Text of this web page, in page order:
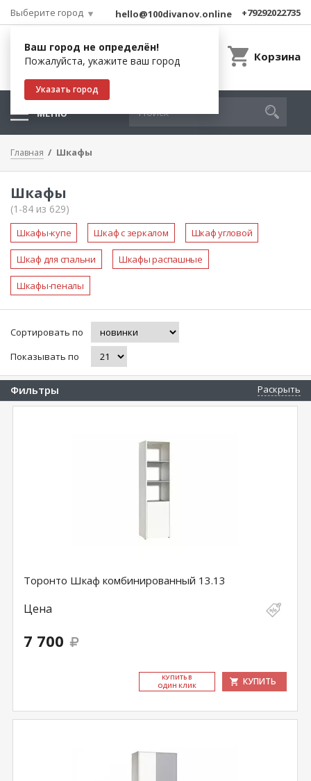
Выберите город
Ваш город не определён!
Пожалуйста, укажите ваш город
Указать город
hello@100divanov.online +79292022735
Корзина
МЕНЮ
Главная Шкафы
Шкафы
(1-84 из 629)
Шкафы-купе Шкаф с зеркалом Шкаф угловой
Шкаф для спальни Шкафы распашные
Шкафы-пеналы
Сортировать по
Показывать по
Фильтры Раскрыть
Торонто Шкаф комбинированный 13.13
Цена
7 700
КУ­ПИТЬ В
ОДИН КЛИК
КУПИТЬ